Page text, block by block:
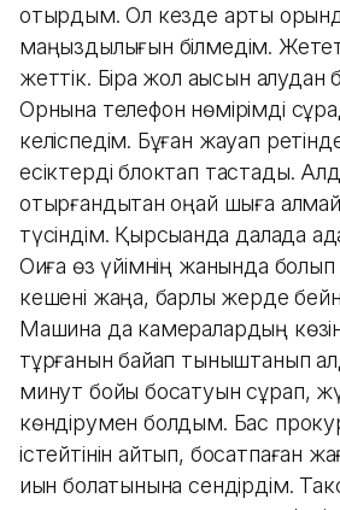
отырдым. Ол кезде артқы
маңыздылығын білмедім.
жеттік. Бірақ жол ақысын алудан
Орнына телефон нөмірімді
келіспедім. Бұған жауап
есіктерді блоктап тастады.
отырғандықтан оңай шыға
түсіндім. Қырсыққанда далада
Оқиға өз үйімнің жанында
кешені жаңа, барлық жерде
Машина да камералардың
тұрғанын байқап тыныштанып
минут бойы босатуын сұрап,
көндірумен болдым. Бас
істейтінін айтып, босатпаған
қиын болатынына сендірдім.